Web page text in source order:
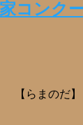
ンク
らまのだ